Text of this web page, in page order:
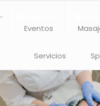
Eventos
Servicios